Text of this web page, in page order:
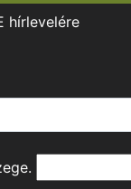
hírlevelére